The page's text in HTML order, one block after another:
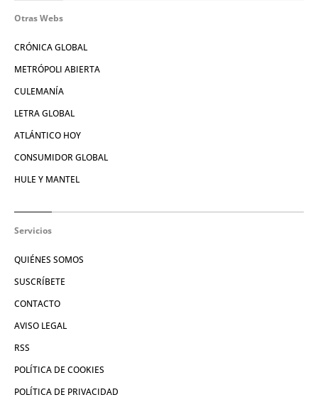
Otras Webs
CRÓNICA GLOBAL
METRÓPOLI ABIERTA
CULEMANÍA
LETRA GLOBAL
ATLÁNTICO HOY
CONSUMIDOR GLOBAL
HULE Y MANTEL
Servicios
QUIÉNES SOMOS
SUSCRÍBETE
CONTACTO
AVISO LEGAL
RSS
POLÍTICA DE COOKIES
POLÍTICA DE PRIVACIDAD